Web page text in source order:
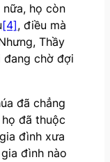
họ còn
[4], điều mà
Thầy
đang chờ đợi
đã chẳng
đã thuộc
đình xưa
đình nào